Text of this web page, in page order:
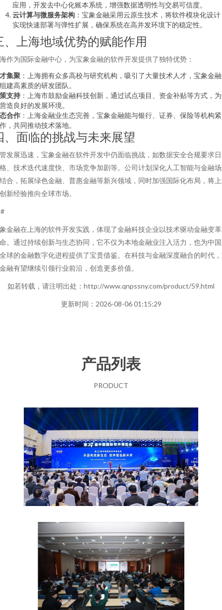
应用，开发去中心化账本系统，增强数据透明性与交易可信度。
云计算与微服务架构 ：宝象金融采用云原生技术，将软件模块化设
实现快速部署与弹性扩展，确保系统在高并发环境下的稳定性。
、上海地域优势的赋能作用
作为国际金融中心，为宝象金融的软件开发提供了独特优势：
集聚 ：上海拥有众多高校与研究机构，吸引了大量技术人才，宝象金
建高素质的研发团队。
支持 ：上海市鼓励金融科技创新，通过试点项目、资金补贴等方式，
造良好的发展环境。
合作 ：上海金融业生态完善，宝象金融能与银行、证券、保险等机构
，共同推动技术落地。
、面临的挑战与未来展望
发展迅速，宝象金融在软件开发中仍面临挑战，如数据安全合规要求
、技术迭代速度快、市场竞争加剧等。公司计划深化人工智能与金融
合，拓展绿色金融、普惠金融等新兴领域，同时加强国际化布局，将
新经验推向全球市场。
金融在上海的软件开发实践，体现了金融科技企业以技术驱动金融变
。通过持续创新与生态协同，它不仅为本地金融业注入活力，也为中
球的金融数字化进程提供了宝贵借鉴。在科技与金融深度融合的时代
融有望继续引领行业前沿，创造更多价值。
如若转载，请注明出处：http://www.qnpssny.com/product/59.html
更新时间：2026-08-06 01:15:29
产品列表
PRODUCT